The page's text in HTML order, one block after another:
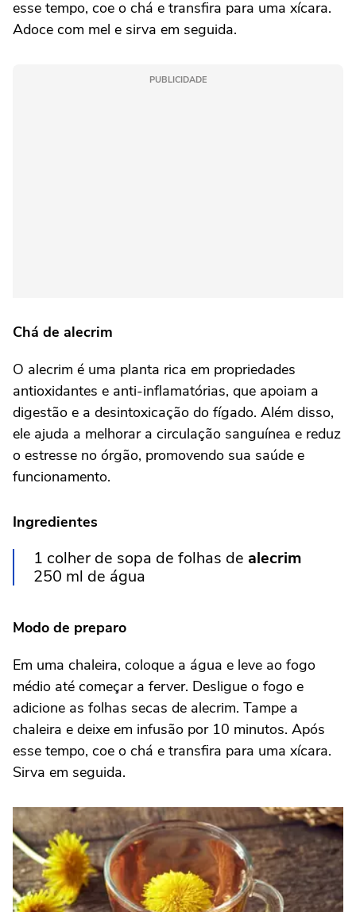
esse tempo, coe o chá e transfira para uma xícara.
Adoce com mel e sirva em seguida.
PUBLICIDADE
Chá de alecrim
O alecrim é uma planta rica em propriedades
antioxidantes e anti-inflamatórias, que apoiam a
digestão e a desintoxicação do fígado. Além disso,
ele ajuda a melhorar a circulação sanguínea e reduz
o estresse no órgão, promovendo sua saúde e
funcionamento.
Ingredientes
1 colher de sopa de folhas de alecrim
250 ml de água
Modo de preparo
Em uma chaleira, coloque a água e leve ao fogo
médio até começar a ferver. Desligue o fogo e
adicione as folhas secas de alecrim. Tampe a
chaleira e deixe em infusão por 10 minutos. Após
esse tempo, coe o chá e transfira para uma xícara.
Sirva em seguida.